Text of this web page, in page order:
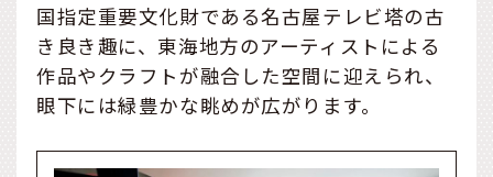
国指定重要文化財である名古屋テレビ塔の古
き良き趣に、東海地方のアーティストによる
作品やクラフトが融合した空間に迎えられ、
眼下には緑豊かな眺めが広がります。